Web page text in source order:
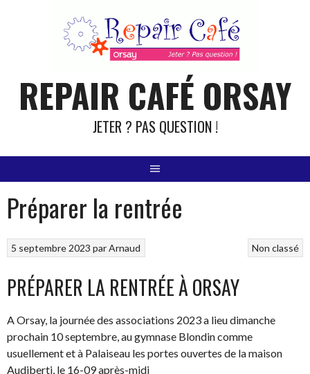
REPAIR CAFÉ ORSAY
JETER ? PAS QUESTION !
Préparer la rentrée
Non classé
5 septembre 2023 parArnaud
PRÉPARER LA RENTRÉE À ORSAY
A Orsay, la journée des associations 2023 a lieu dimanche
prochain 10 septembre, au gymnase Blondin comme
usuellement et à Palaiseau les portes ouvertes de la maison
Audiberti, le 16-09 après-midi